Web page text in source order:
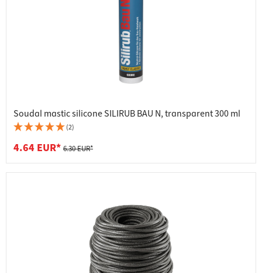
Soudal mastic silicone SILIRUB BAU N, transparent 300 ml
(2)
4.64 EUR* 6.30 EUR*